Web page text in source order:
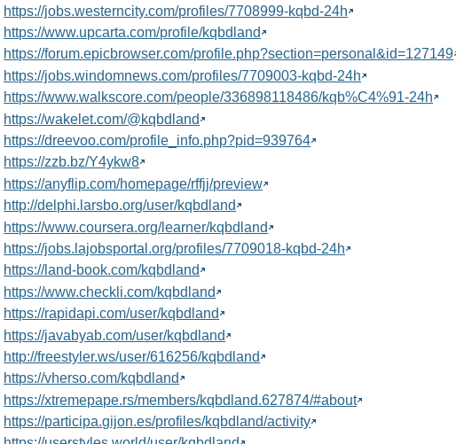
https://jobs.westerncity.com/profiles/7708999-kqbd-24h
https://www.upcarta.com/profile/kqbdland
https://forum.epicbrowser.com/profile.php?section=personal&id=127149
https://jobs.windomnews.com/profiles/7709003-kqbd-24h
https://www.walkscore.com/people/336898118486/kqb%C4%91-24h
https://wakelet.com/@kqbdland
https://dreevoo.com/profile_info.php?pid=939764
https://zzb.bz/Y4ykw8
https://anyflip.com/homepage/rffjj/preview
http://delphi.larsbo.org/user/kqbdland
https://www.coursera.org/learner/kqbdland
https://jobs.lajobsportal.org/profiles/7709018-kqbd-24h
https://land-book.com/kqbdland
https://www.checkli.com/kqbdland
https://rapidapi.com/user/kqbdland
https://javabyab.com/user/kqbdland
http://freestyler.ws/user/616256/kqbdland
https://vherso.com/kqbdland
https://xtremepape.rs/members/kqbdland.627874/#about
https://participa.gijon.es/profiles/kqbdland/activity